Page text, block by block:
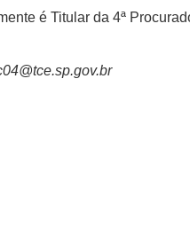
é Titular da 4ª